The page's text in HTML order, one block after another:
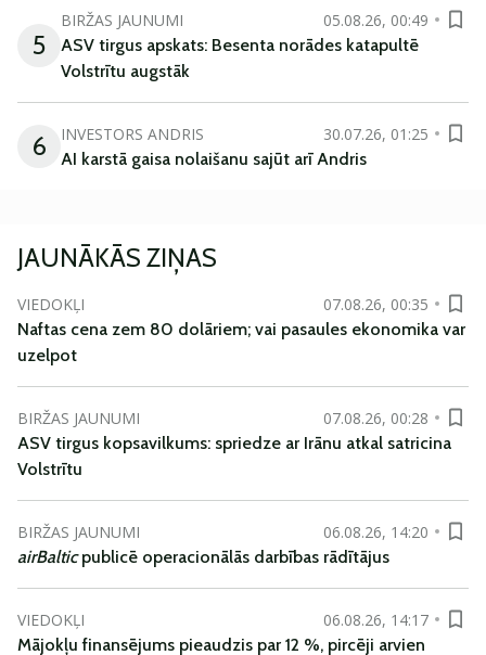
5
BIRŽAS JAUNUMI
05.08.26, 00:49
ASV tirgus apskats: Besenta norādes katapultē
Volstrītu augstāk
6 INVESTORS ANDRIS
30.07.26, 01:25
AI karstā gaisa nolaišanu sajūt arī Andris
JAUNĀKĀS ZIŅAS
VIEDOKĻI
07.08.26, 00:35
Naftas cena zem 80 dolāriem; vai pasaules ekonomika var
uzelpot
BIRŽAS JAUNUMI
07.08.26, 00:28
ASV tirgus kopsavilkums: spriedze ar Irānu atkal satricina
Volstrītu
BIRŽAS JAUNUMI
06.08.26, 14:20
airBalticpublicē operacionālās darbības rādītājus
VIEDOKĻI
06.08.26, 14:17
Mājokļu finansējums pieaudzis par 12 %, pircēji arvien